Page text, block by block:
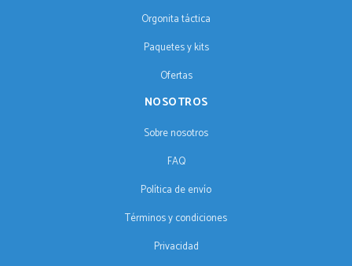
Orgonita táctica
Paquetes y kits
Ofertas
NOSOTROS
Sobre nosotros
FAQ
Política de envío
Términos y condiciones
Privacidad